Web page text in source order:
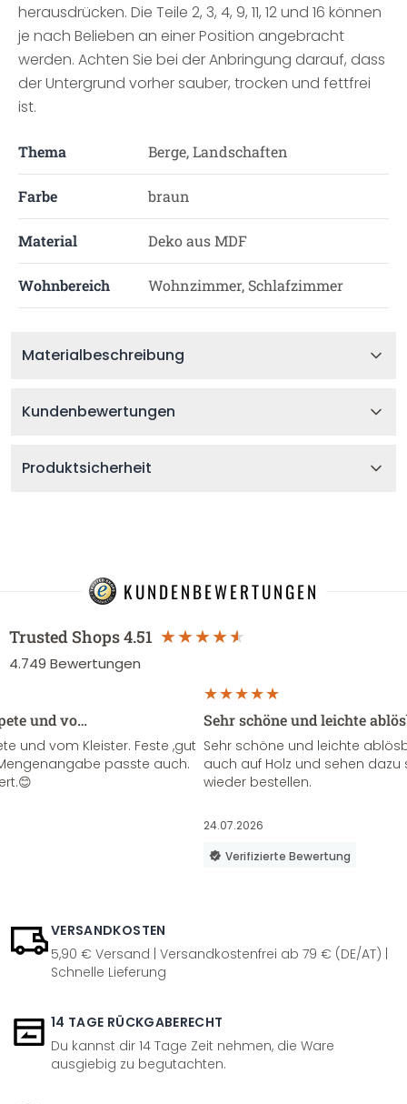
herausdrücken. Die Teile 2, 3, 4, 9, 11, 12 und 16 können
je nach Belieben an einer Position angebracht
werden. Achten Sie bei der Anbringung darauf, dass
der Untergrund vorher sauber, trocken und fettfrei
ist.
Thema Berge, Landschaften
Farbe braun
Material Deko aus MDF
Wohnbereich Wohnzimmer, Schlafzimmer
Materialbeschreibung
Kundenbewertungen
Produktsicherheit
KUNDENBEWERTUNGEN
Trusted Shops4.51
4.749 Bewertungen
und vo…
und vom Kleister. Feste ,gut
passte auch.
Sehr schöne und leichte
Sehr schöne und leichte
auch auf Holz und sehen
wieder bestellen.
24.07.2026
Verifizierte Bewertung
VERSANDKOSTEN
5,90 € Versand | Versandkostenfrei ab 79 € (DE/AT) |
Schnelle Lieferung
14 TAGE RÜCKGABERECHT
Du kannst dir 14 Tage Zeit nehmen, die Ware
ausgiebig zu begutachten.